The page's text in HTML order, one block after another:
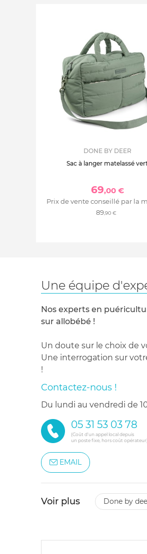
DONE BY DEER
Sac à langer matelassé
69,00 €
Prix de vente conseillé par la
89,90 €
Une équipe
Nos experts en
sur allobébé !
Un doute sur le choix de
Une interrogation sur
!
Contactez-nous !
du lundi au vendredi de
05 31 53 03 78
(Coût d'un appel local depuis
un poste fixe, hors coût opérateur)
EMAIL
Voir plus done by